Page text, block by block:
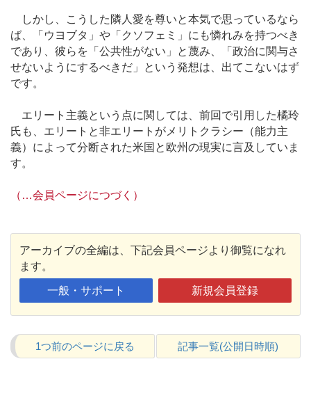
しかし、こうした隣人愛を尊いと本気で思っているなら
ば、「ウヨブタ」や「クソフェミ」にも憐れみを持つべき
であり、彼らを「公共性がない」と蔑み、「政治に関与さ
せないようにするべきだ」という発想は、出てこないはず
です。
エリート主義という点に関しては、前回で引用した橘玲
氏も、エリートと非エリートがメリトクラシー（能力主
義）によって分断された米国と欧州の現実に言及していま
す。
（…会員ページにつづく）
アーカイブの全編は、下記会員ページより御覧になれ
ます。
一般・サポート 新規会員登録
1つ前のページに戻る 記事一覧(公開日時順)